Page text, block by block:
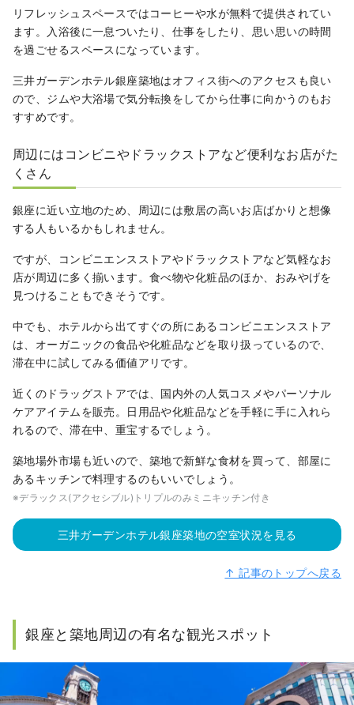
リフレッシュスペースではコーヒーや水が無料で提供されてい
ます。入浴後に一息ついたり、仕事をしたり、思い思いの時間
を過ごせるスペースになっています。
三井ガーデンホテル銀座築地はオフィス街へのアクセスも良い
ので、ジムや大浴場で気分転換をしてから仕事に向かうのもお
すすめです。
周辺にはコンビニやドラックストアなど便利なお店がた
くさん
銀座に近い立地のため、周辺には敷居の高いお店ばかりと想像
する人もいるかもしれません。
ですが、コンビニエンスストアやドラックストアなど気軽なお
店が周辺に多く揃います。食べ物や化粧品のほか、おみやげを
見つけることもできそうです。
中でも、ホテルから出てすぐの所にあるコンビニエンスストア
は、オーガニックの食品や化粧品などを取り扱っているので、
滞在中に試してみる価値アリです。
近くのドラッグストアでは、国内外の人気コスメやパーソナル
ケアアイテムを販売。日用品や化粧品などを手軽に手に入れら
れるので、滞在中、重宝するでしょう。
築地場外市場も近いので、築地で新鮮な食材を買って、部屋に
あるキッチンで料理するのもいいでしょう。
※デラックス(アクセシブル)トリプルのみミニキッチン付き
三井ガーデンホテル銀座築地の空室状況を見る
↑ 記事のトップへ戻る
銀座と築地周辺の有名な観光スポット